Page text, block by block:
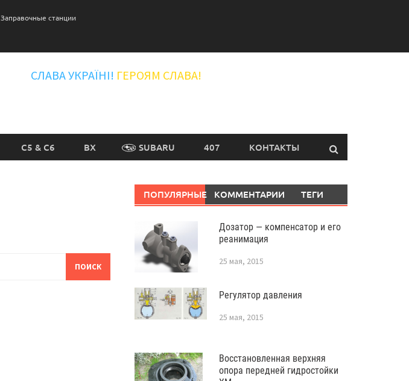
Заправочные станции
СЛАВА УКРАЇНІ! ГЕРОЯМ СЛАВА!
C5 & C6 BX SUBARU 407 КОНТАКТЫ
ПОПУЛЯРНЫЕ КОММЕНТАРИИ ТЕГИ
Дозатор — компенсатор и его
реанимация
25 мая, 2015
Регулятор давления
25 мая, 2015
Восстановленная верхняя
опора передней гидростойки